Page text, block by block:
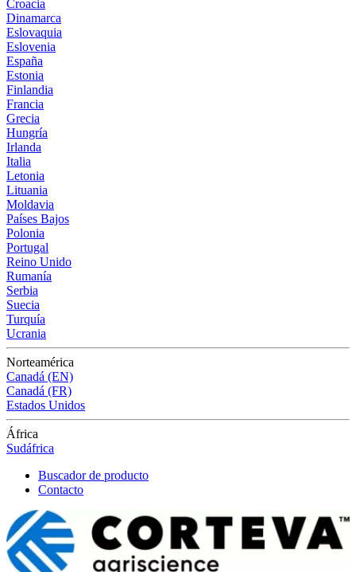
Croacia
Dinamarca
Eslovaquia
Eslovenia
España
Estonia
Finlandia
Francia
Grecia
Hungría
Irlanda
Italia
Letonia
Lituania
Moldavia
Países Bajos
Polonia
Portugal
Reino Unido
Rumanía
Serbia
Suecia
Turquía
Ucrania
Norteamérica
Canadá (EN)
Canadá (FR)
Estados Unidos
África
Sudáfrica
Buscador de producto
Contacto